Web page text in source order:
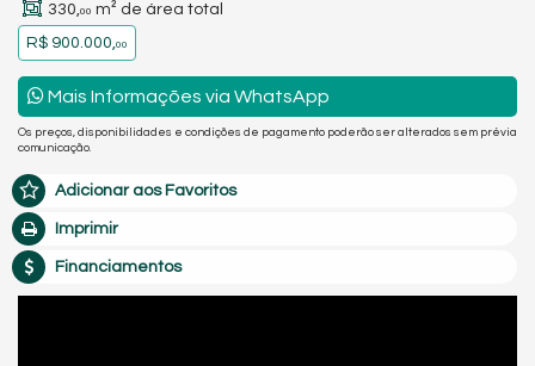
330,00 m² de área total
R$ 900.000,00
Mais Informações via WhatsApp
Os preços, disponibilidades e condições de pagamento poderão ser alterados sem prévia
comunicação.
Adicionar aos Favoritos
Imprimir
Financiamentos